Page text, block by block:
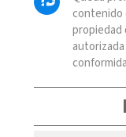
contenido
propiedad